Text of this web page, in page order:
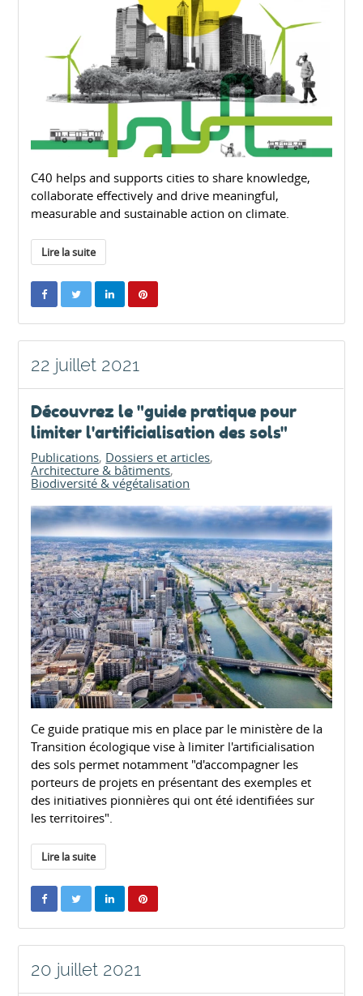
C40 helps and supports cities to share knowledge,
collaborate effectively and drive meaningful,
measurable and sustainable action on climate.
Lire la suite
22 juillet 2021
Découvrez le "guide pratique pour
limiter l'artificialisation des sols"
Publications Dossiers et articles
Architecture & bâtiments
Biodiversité & végétalisation
Ce guide pratique mis en place par le ministère de la
Transition écologique vise à limiter l'artificialisation
des sols permet notamment "d'accompagner les
porteurs de projets en présentant des exemples et
des initiatives pionnières qui ont été identifiées sur
les territoires".
Lire la suite
20 juillet 2021